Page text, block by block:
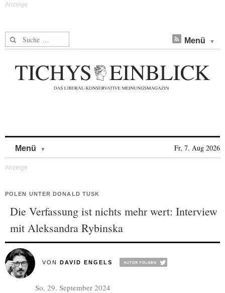
Suche nach: Menü
Menü Fr, 7. Aug 2026
POLEN UNTER DONALD TUSK
Die Verfassung ist nichts mehr wert: Interview
mit Aleksandra Rybinska
VON DAVID ENGELS
So, 29. September 2024